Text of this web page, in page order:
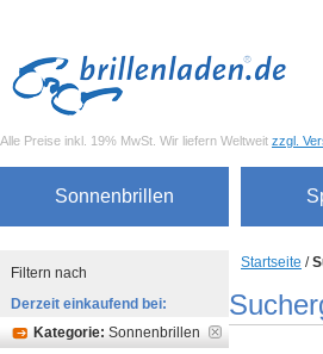
Alle Preise inkl. 19% MwSt. Wir liefern Weltweit zzgl.
Sonnenbrillen
Startseite /
Filtern nach
Derzeit einkaufend bei:
Kategorie: Sonnenbrillen